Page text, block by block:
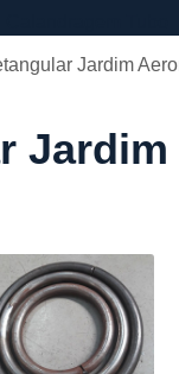
Tubo em
com Tubo Tipo
para
de Metal
Aço Tipo
Jardim